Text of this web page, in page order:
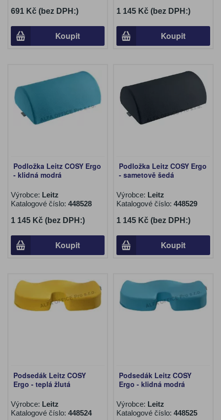
691 Kč (bez DPH:)
Koupit
1 145 Kč (bez DPH:)
Koupit
Podložka Leitz COSY Ergo
- klidná modrá
Výrobce: Leitz
Katalogové číslo: 448528
1 145 Kč (bez DPH:)
Koupit
Podložka Leitz COSY Ergo
- sametově šedá
Výrobce: Leitz
Katalogové číslo: 448529
1 145 Kč (bez DPH:)
Koupit
Podsedák Leitz COSY
Ergo - teplá žlutá
Výrobce: Leitz
Katalogové číslo: 448524
Podsedák Leitz COSY
Ergo - klidná modrá
Výrobce: Leitz
Katalogové číslo: 448525